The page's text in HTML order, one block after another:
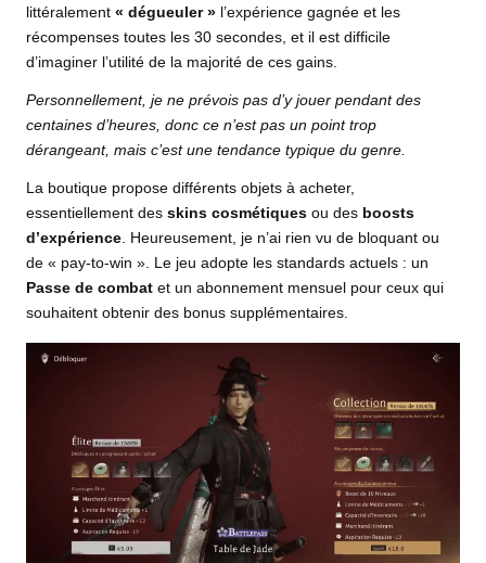
littéralement « dégueuler » l’expérience gagnée et les
récompenses toutes les 30 secondes, et il est difficile
d’imaginer l’utilité de la majorité de ces gains.
Personnellement, je ne prévois pas d’y jouer pendant des
centaines d’heures, donc ce n’est pas un point trop
dérangeant, mais c’est une tendance typique du genre.
La boutique propose différents objets à acheter,
essentiellement des skins cosmétiques ou des boosts
d’expérience . Heureusement, je n’ai rien vu de bloquant ou
de « pay-to-win ». Le jeu adopte les standards actuels : un
Passe de combat et un abonnement mensuel pour ceux qui
souhaitent obtenir des bonus supplémentaires.